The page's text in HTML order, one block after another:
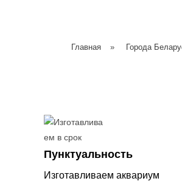
Главная » Города
Пунктуальность
Изготавливаем аквариум